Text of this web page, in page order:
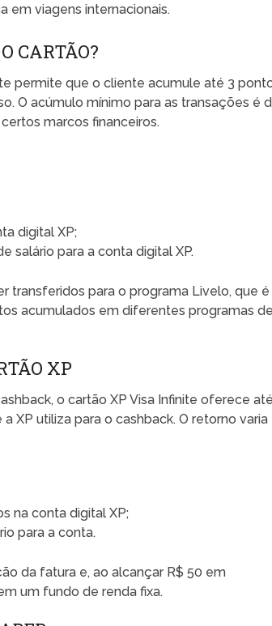
em viagens internacionais.
CARTÃO?
permite que o cliente acumule até 3
O acúmulo mínimo para as transações é
marcos financeiros.
digital XP;
salário para a conta digital XP.
transferidos para o programa Livelo, que é
acumulados em diferentes programas de
XP
o cartão XP Visa Infinite oferece até
XP utiliza para o cashback. O retorno varia
na conta digital XP;
para a conta.
da fatura e, ao alcançar R$ 50 em
um fundo de renda fixa.